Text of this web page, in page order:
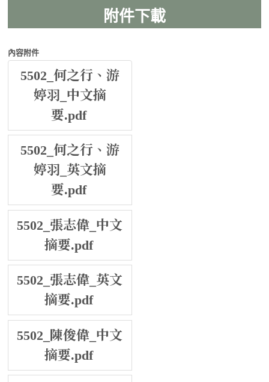
內容附件
5502_何之行、游
婷羽_中文摘
要.pdf
5502_何之行、游
婷羽_英文摘
要.pdf
5502_張志偉_中文
摘要.pdf
5502_張志偉_英文
摘要.pdf
5502_陳俊偉_中文
摘要.pdf